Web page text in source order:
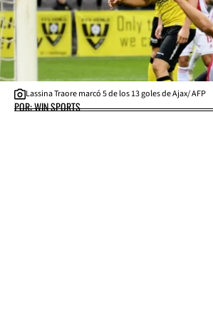
Lassina Traore marcó 5 de los 13 goles de Ajax/ AFP
POR: WIN SPORTS